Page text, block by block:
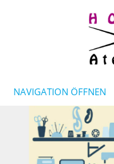
NAVIGATION ÖFFNEN